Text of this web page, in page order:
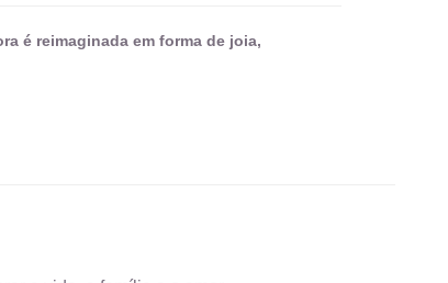
é reimaginada em forma de joia,